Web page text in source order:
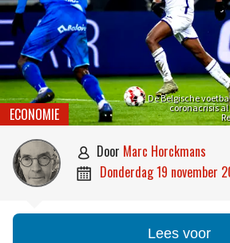
De Belgische
coronacrisis
ECONOMIE
 door Marc Horckmans
 donderdag 19 november
Lees voor